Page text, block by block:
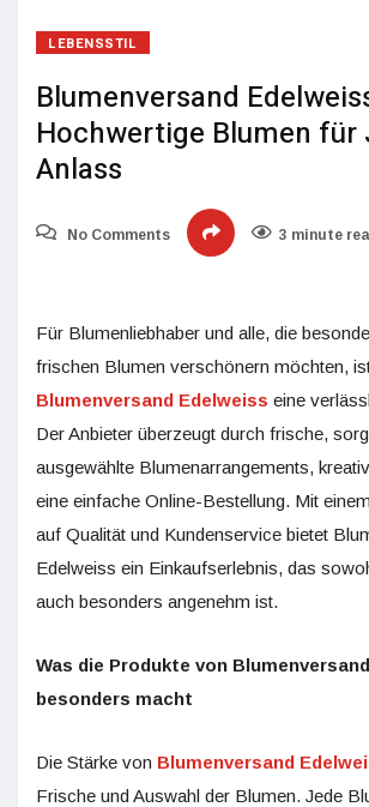
LEBENSSTIL
Blumenversand
Hochwertige Blumen für
Anlass
No Comments 3 minute
Für Blumenliebhaber und alle, die
frischen Blumen verschönern möchten,
Blumenversand Edelweiss eine
Der Anbieter überzeugt durch frische,
ausgewählte Blumenarrangements,
eine einfache Online-Bestellung. Mit
auf Qualität und Kundenservice bietet
Edelweiss ein Einkaufserlebnis, das
auch besonders angenehm ist.
Was die Produkte von
besonders macht
Die Stärke von Blumenversand
Frische und Auswahl der Blumen. Jede